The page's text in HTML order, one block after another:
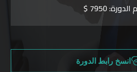
الدورة:7950 $
انسخ رابط الدورة